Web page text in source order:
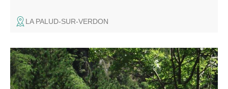
LA PALUD-SUR-VERDON
A l’entrée ouest des Gorges du Verdon, la réserve
naturelle de Saint-Maurin est caractérisée par la